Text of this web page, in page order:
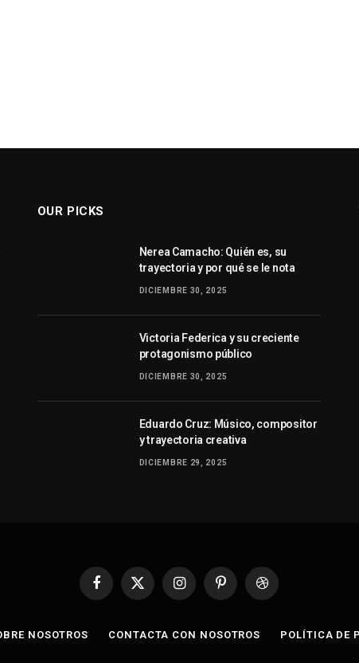
OUR PICKS
Nerea Camacho: Quién es, su
trayectoria y por qué se le nota
DICIEMBRE 30, 2025
Victoria Federica y su creciente
protagonismo público
DICIEMBRE 30, 2025
Eduardo Cruz: Músico, compositor
y trayectoria creativa
DICIEMBRE 29, 2025
Facebook
X
InstagramPinterestDribbble
NOSOTROS CONTACTA CON NOSOTROS POLÍTICA DE